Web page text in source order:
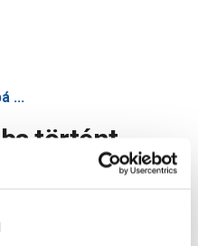
...
történt